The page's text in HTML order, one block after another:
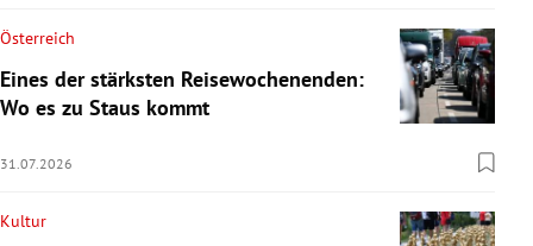
Österreich
Eines der stärksten Reisewochenenden:
Wo es zu Staus kommt
31.07.2026
Kultur